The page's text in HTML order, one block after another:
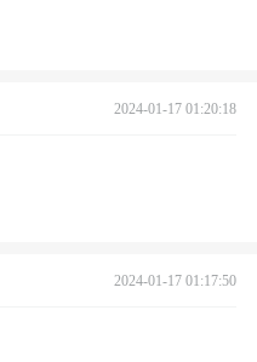
2024-01-17 01:20:18
2024-01-17 01:17:50